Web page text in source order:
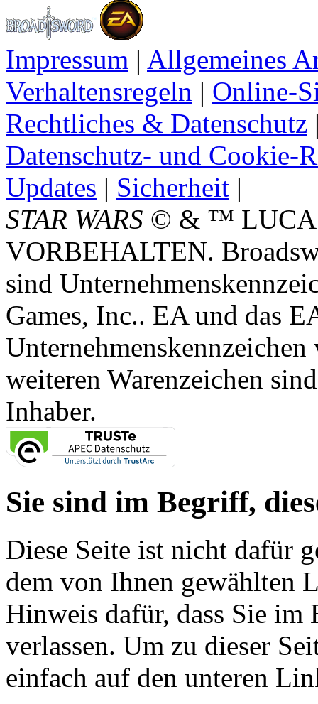
Impressum | Allgemeines
Verhaltensregeln | Online-
Rechtliches & Datenschutz
Datenschutz- und Cookie-
Updates | Sicherheit |
STAR WARS © & ™
VORBEHALTEN.
sind
Games, Inc.. EA und das
weiteren Warenzeichen
Inhaber.
Sie sind im Begriff,
Diese Seite ist nicht dafür
dem von Ihnen gewählten
Hinweis dafür, dass Sie im
verlassen. Um zu dieser
einfach auf den unteren